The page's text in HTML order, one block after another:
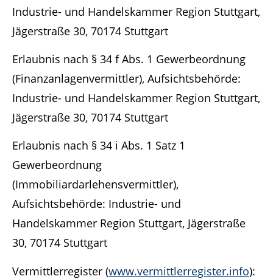
Industrie- und Handelskammer Region Stuttgart,
Jägerstraße 30, 70174 Stuttgart
Erlaubnis nach § 34 f Abs. 1 Gewerbeordnung
(Finanzanlagenvermittler), Aufsichtsbehörde:
Industrie- und Handelskammer Region Stuttgart,
Jägerstraße 30, 70174 Stuttgart
Erlaubnis nach § 34 i Abs. 1 Satz 1
Gewerbeordnung
(Immobiliardarlehensvermittler),
Aufsichtsbehörde: Industrie- und
Handelskammer Region Stuttgart, Jägerstraße
30, 70174 Stuttgart
Vermittlerregister (www.vermittlerregister.info):